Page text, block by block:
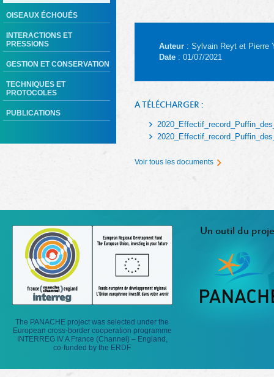
OISEAUX ÉCHOUÉS
INTERACTIONS ET
PRESSIONS
GESTION ET CONSERVATION
TECHNIQUES ET
PROTOCOLES
PUBLICATIONS
Auteur : Sylvain Reyt et Pierre
Date : 01/07/2021
A TÉLÉCHARGER :
Voir tous les documents
The PANACHE project was selected under the
European cross-border cooperation programme
INTERREG IV A France (Channel) – England,
co-funded by the ERDF
Un outil du